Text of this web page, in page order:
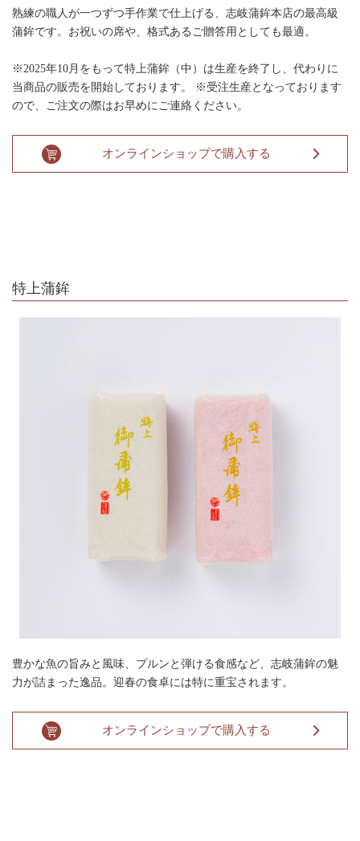
熟練の職人が一つずつ手作業で仕上げる、志岐蒲鉾本店の最高級
蒲鉾です。お祝いの席や、格式あるご贈答用としても最適。
※2025年10月をもって特上蒲鉾（中）は生産を終了し、代わりに
当商品の販売を開始しております。 ※受注生産となっております
ので、ご注文の際はお早めにご連絡ください。
オンラインショップで購入する
特上蒲鉾
豊かな魚の旨みと風味、プルンと弾ける食感など、志岐蒲鉾の魅
力が詰まった逸品。迎春の食卓には特に重宝されます。
オンラインショップで購入する